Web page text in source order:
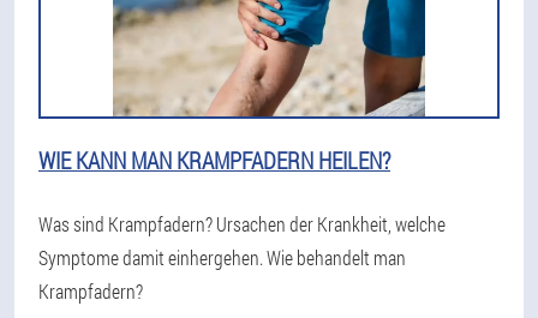
WIE KANN MAN KRAMPFADERN HEILEN?
Was sind Krampfadern? Ursachen der Krankheit, welche
Symptome damit einhergehen. Wie behandelt man
Krampfadern?